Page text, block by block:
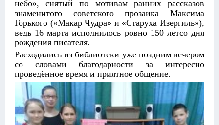
небо», снятый по мотивам ранних рассказов
знаменитого советского прозаика Максима
Горького («Макар Чудра» и «Старуха Изергиль»),
ведь 16 марта исполнилось ровно 150 летсо дня
рождения писателя.
Расходились из библиотеки уже поздним вечером
со словами благодарности за интересно
проведённое время и приятное общение.